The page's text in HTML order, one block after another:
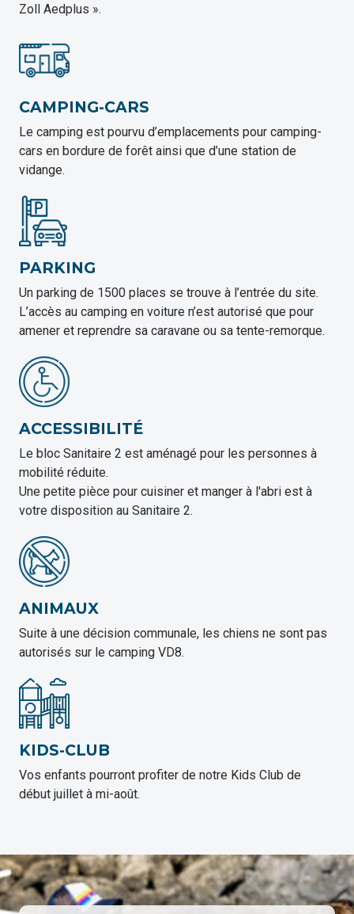
Zoll Aedplus ».
CAMPING-CARS
Le camping est pourvu d’emplacements pour camping-
cars en bordure de forêt ainsi que d’une station de
vidange.
PARKING
Un parking de 1500 places se trouve à l’entrée du site.
L’accès au camping en voiture n’est autorisé que pour
amener et reprendre sa caravane ou sa tente-remorque.
ACCESSIBILITÉ
Le bloc Sanitaire 2 est aménagé pour les personnes à
mobilité réduite.
Une petite pièce pour cuisiner et manger à l'abri est à
votre disposition au Sanitaire 2.
ANIMAUX
Suite à une décision communale, les chiens ne sont pas
autorisés sur le camping VD8.
KIDS-CLUB
Vos enfants pourront profiter de notre Kids Club de
début juillet à mi-août.